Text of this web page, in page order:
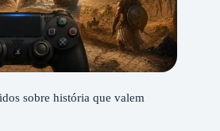
sobre história que valem